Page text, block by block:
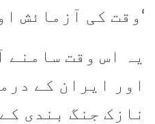
‘وقت کی آزمائش
یہ اس وقت سامنے
اور ایران کے
نازک جنگ بندی